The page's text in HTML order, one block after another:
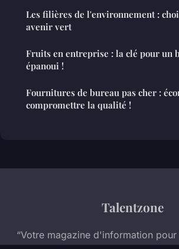
Les filières de l'environnement :
avenir vert
Fruits en entreprise : la clé pour un
épanoui !
Fournitures de bureau pas cher :
compromettre la qualité !
Talentzone
“Votre magazine d'information